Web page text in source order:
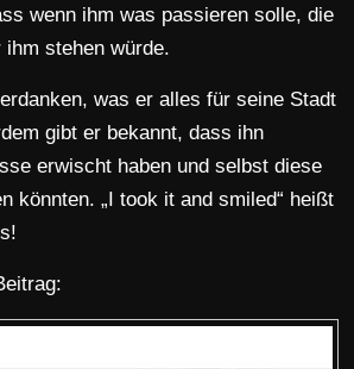
wenn ihm was passieren solle, die
stehen würde.
was er alles für seine Stadt
gibt er bekannt, dass ihn
erwischt haben und selbst diese
könnten. „I took it and smiled“ heißt